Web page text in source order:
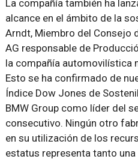
La compañía también ha
alcance en el ámbito de la
Arndt, Miembro del Consejo
AG responsable de
la compañía automovilística
Esto se ha confirmado de
Índice Dow Jones de
BMW Group como líder del
consecutivo. Ningún otro
en su utilización de los
estatus representa tanto